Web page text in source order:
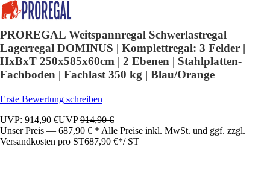
PROREGAL Weitspannregal Schwerlastregal
Lagerregal DOMINUS | Komplettregal: 3 Felder |
HxBxT 250x585x60cm | 2 Ebenen | Stahlplatten-
Fachboden | Fachlast 350 kg | Blau/Orange
Erste Bewertung schreiben
UVP: 914,90 €UVP914,90 €
Unser Preis — 687,90 € * Alle Preise inkl. MwSt. und ggf. zzgl.
Versandkosten pro ST687,90 €*/ ST